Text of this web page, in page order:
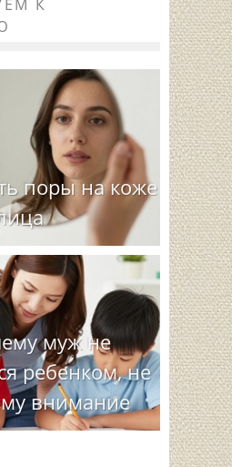
К
поры на коже
муж не
ребенком, не
внимание